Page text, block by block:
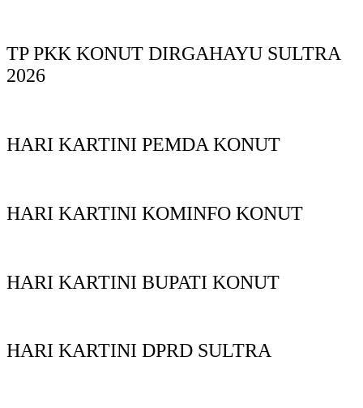
TP PKK KONUT DIRGAHAYU SULTRA
2026
HARI KARTINI PEMDA KONUT
HARI KARTINI KOMINFO KONUT
HARI KARTINI BUPATI KONUT
HARI KARTINI DPRD SULTRA